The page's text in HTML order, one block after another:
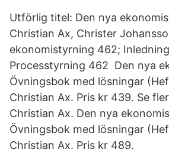
Utförlig titel: Den nya
Christian Ax, Christer
ekonomistyrning 462;
Processtyrning 462 Den nya
Övningsbok med lösningar
Christian Ax. Pris kr 439. Se
Christian Ax. Den nya
Övningsbok med lösningar
Christian Ax. Pris kr 489.